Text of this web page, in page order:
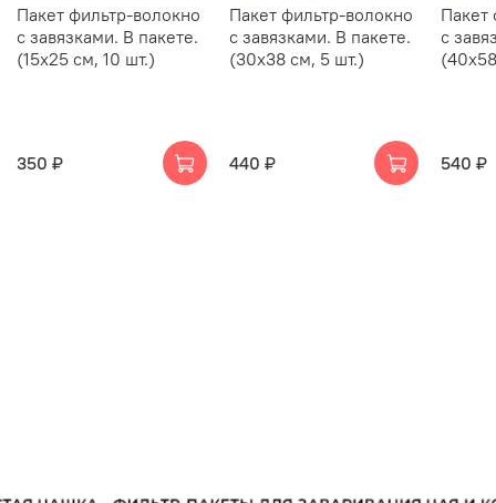
Пакет фильтр-волокно
с завязками. В пакете.
(15х25 см, 10 шт.)
350 ₽
Пакет фильтр-волокно
с завязками. В пакете.
(30х38 см, 5 шт.)
440 ₽
Пакет
с
540 ₽